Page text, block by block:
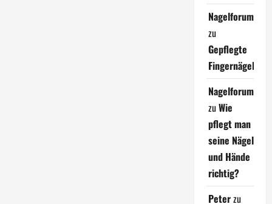
Nagelforum
zu
Gepflegte
Fingernägel
Nagelforum
zuWie
pflegt man
seine Nägel
und Hände
richtig?
Peterzu